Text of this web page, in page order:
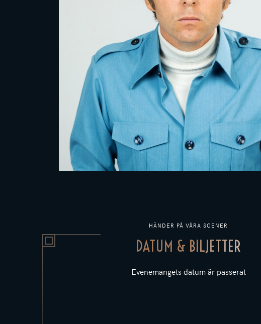
HÄNDER PÅ VÅRA SCENER
DATUM & BILJETTER
Evenemangets datum är passerat